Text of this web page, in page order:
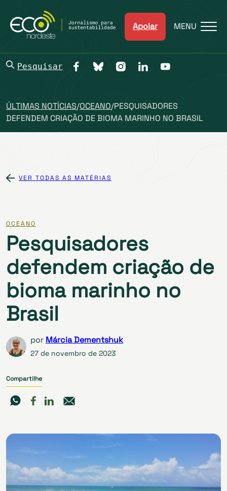
Apoiar MENU
Pesquisar
ÚLTIMAS NOTÍCIAS/OCEANO/PESQUISADORES
DEFENDEM CRIAÇÃO DE BIOMA MARINHO NO BRASIL
VER TODAS AS MATÉRIAS
OCEANO
Pesquisadores
defendem criação de
bioma marinho no
Brasil
por Márcia Dementshuk
27 de novembro de 2023
Compartilhe